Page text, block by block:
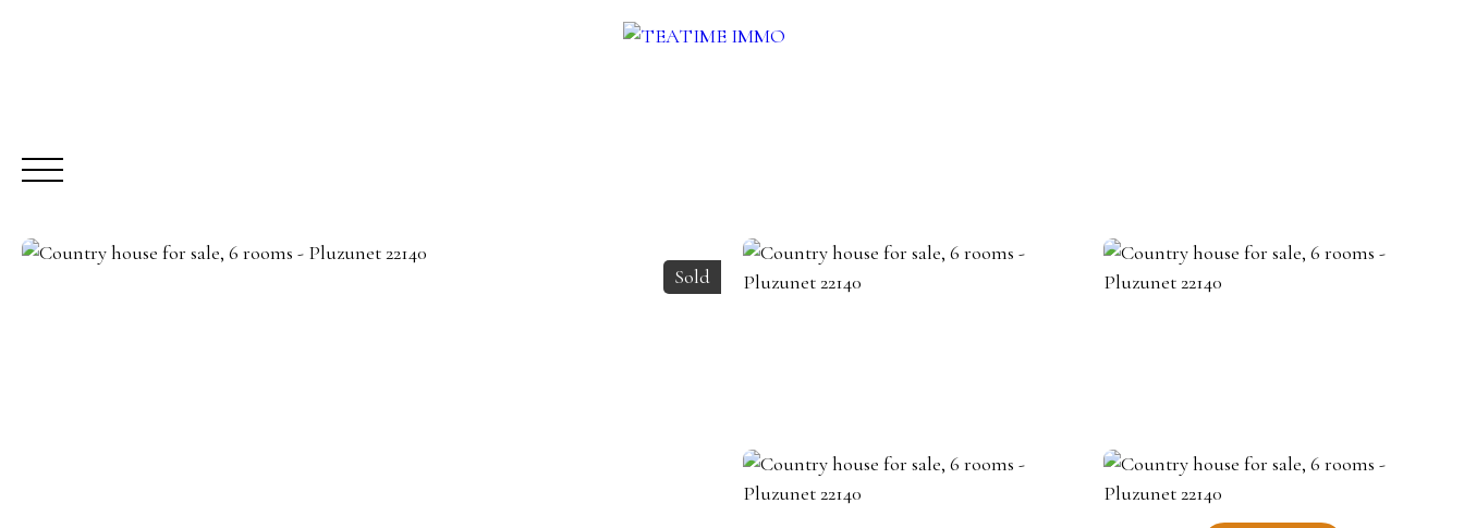
OTHERS SERVICES BECOME A REAL ESTATE AGENT
Sold